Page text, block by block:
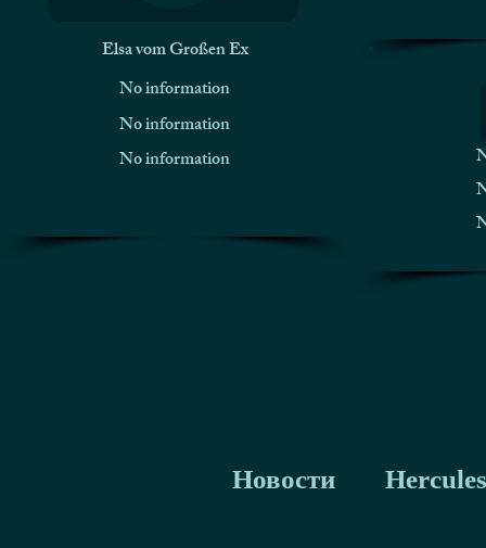
Elsa vom Großen Ex
No information
No information
No information
Новости